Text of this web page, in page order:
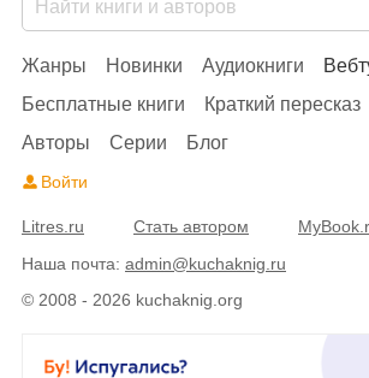
© 2008 - 2026 kuchaknig.org
Жанры Новинки Аудиокниги
Бесплатные книги
Краткий пересказ
Авторы
Серии Блог
Войти
Litres.ru Стать автором
Наша почта: admin@kuchaknig.ru